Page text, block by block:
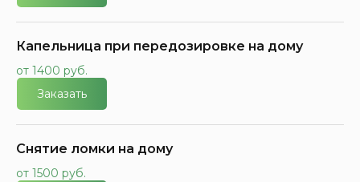
Капельница при передозировке на дому
от 1400 руб.
Заказать
Снятие ломки на дому
от 1500 руб.